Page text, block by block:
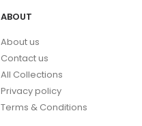
ABOUT
About us
Contact us
All Collections
Privacy policy
Terms & Conditions